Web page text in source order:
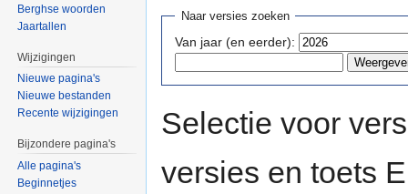
Naar versies zoeken
Van jaar (en eerder):
Selectie voor
versies en toets
Berghse woorden
Jaartallen
Wijzigingen
Nieuwe pagina's
Nieuwe bestanden
Recente wijzigingen
Bijzondere pagina's
Alle pagina's
Beginnetjes